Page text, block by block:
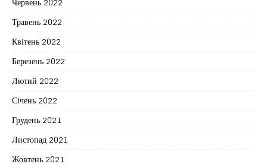
Травень 2022
Квітень 2022
Березень 2022
Лютий 2022
Січень 2022
Грудень 2021
Листопад 2021
Жовтень 2021